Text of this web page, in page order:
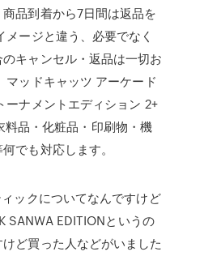
品到着から7日間は返品を
ージと違う、必要でなく
キャンセル・返品は一切お
マッドキャッツ アーケード
ーナメントエディション 2+
品・化粧品・印刷物・機
でも対応します。
ックについてなんですけど
SANWA EDITIONというの
ど買った人などがいました